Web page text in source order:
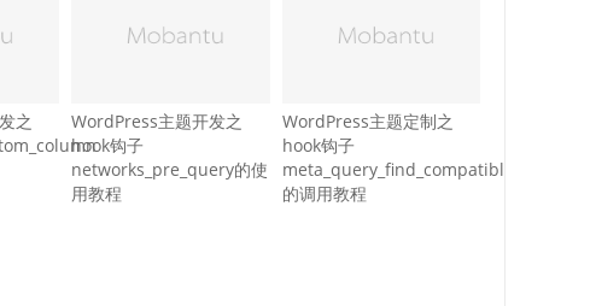
之
WordPress主题开发之
hook钩子
networks_pre_query的使
用教程
WordPress主题定制之
hook钩子
meta_query_find_compatible_table_alias
的调用教程